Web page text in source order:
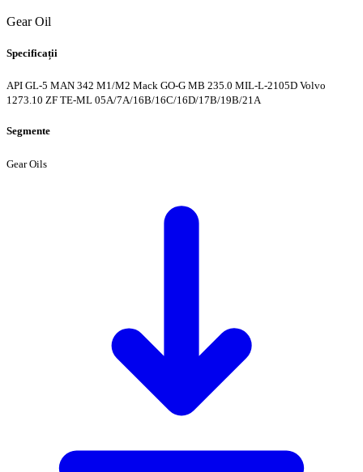
Gear Oil
Specificații
API GL-5 MAN 342 M1/M2 Mack GO-G MB 235.0 MIL-L-2105D Volvo
1273.10 ZF TE-ML 05A/7A/16B/16C/16D/17B/19B/21A
Segmente
Gear Oils